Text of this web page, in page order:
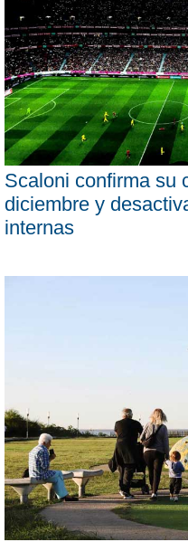
Scaloni confirma su
diciembre y
internas